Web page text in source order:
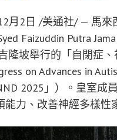
月2日 /美通社/ — 馬來
Faizuddin Putra
隆坡舉行的「自閉症
on Advances in
2025」）。皇室
能力、改善神經多樣性